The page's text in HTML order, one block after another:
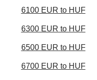
6100 EUR to HUF
6300 EUR to HUF
6500 EUR to HUF
6700 EUR to HUF